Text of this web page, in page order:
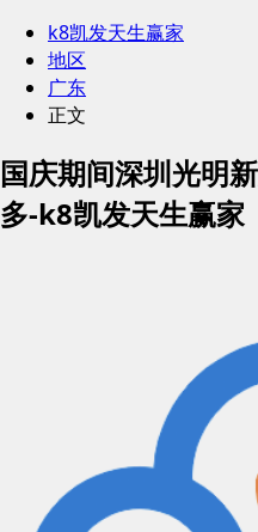
k8凯发天生赢家
地区
广东
正文
国庆期间深圳光明
多-k8凯发天生赢家